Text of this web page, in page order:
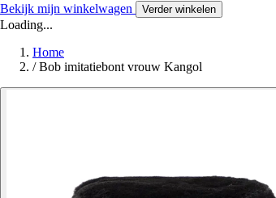
Bekijk mijn winkelwagen Verder winkelen
Loading...
Home
/ Bob imitatiebont vrouw Kangol